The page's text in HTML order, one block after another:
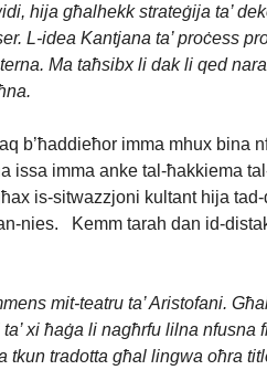
hija għalhekk strateġija ta’
L-idea Kantjana ta’ proċess
Ma taħsibx li dak li qed
b’ħaddieħor imma mhux bina
issa imma anke tal-ħakkiema
is-sitwazzjoni kultant hija
nies. Kemm tarah dan id-
mit-teatru ta’ Aristofani.
xi ħaġa li nagħrfu lilna
tkun tradotta għal lingwa oħra